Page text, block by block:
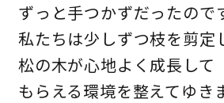
ずっと手つかずだったので
私たちは少しずつ枝を剪定
松の木が心地よく成長して
もらえる環境を整えてゆき